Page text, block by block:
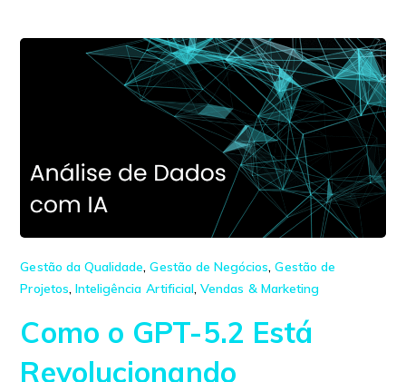
Gestão da Qualidade,Gestão de Negócios,Gestão de
Projetos, Inteligência Artificial,Vendas & Marketing
Como o GPT-5.2 Está
Revolucionando